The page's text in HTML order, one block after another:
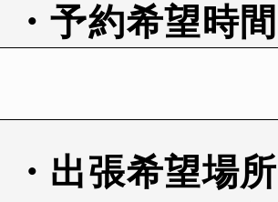
・予約希望
・出張希望場